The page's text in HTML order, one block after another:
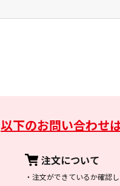
以下のお問い合わせ
注文について
・ 注文ができているか確認